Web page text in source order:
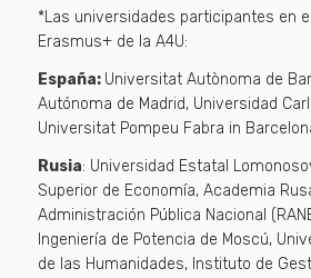
*Las universidades participantes en
Erasmus+ de la A4U:
España: Universitat Autònoma de
Autónoma de Madrid, Universidad
Universitat Pompeu Fabra in
Rusia: Universidad Estatal
Superior de Economía, Academia
Administración Pública Nacional
Ingeniería de Potencia de Moscú,
de las Humanidades, Instituto de